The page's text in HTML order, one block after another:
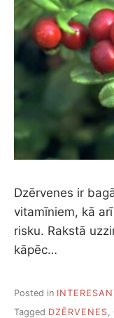
Dzērvenes ir
vitamīniem, kā
risku. Rakstā
kāpēc…
Posted in
Tagged DZĒRVENES